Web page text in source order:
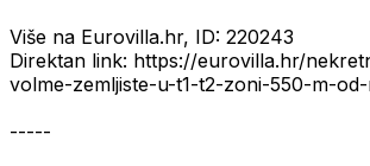
Više na Eurovilla.hr, ID: 220243
Direktan link: https://eurovilla.hr/
volme-zemljiste-u-t1-t2-zoni-550-m-
-----